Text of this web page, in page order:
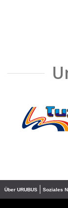
❮
Über URUBUS Soziales